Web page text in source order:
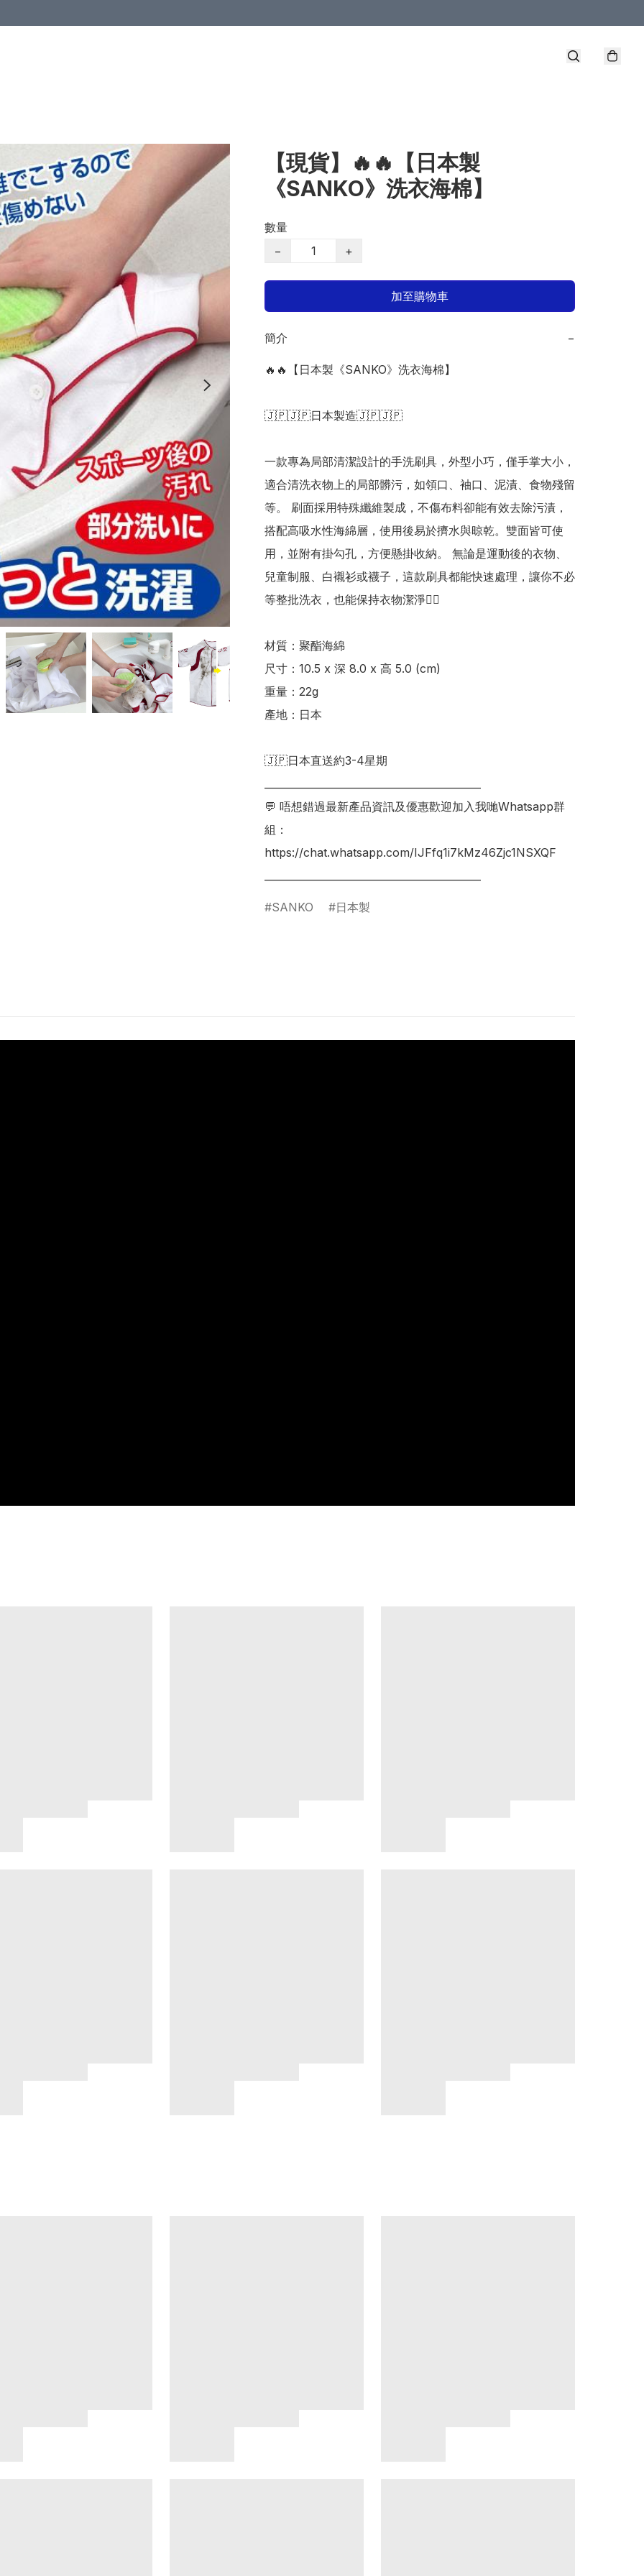
【現貨】🔥🔥【日本製
《SANKO》洗衣海棉】
數量
−
+
加至購物車
簡介 −
🔥🔥【日本製《SANKO》洗衣海棉】
🇯🇵🇯🇵日本製造🇯🇵🇯🇵
一款專為局部清潔設計的手洗刷具，外型小巧，僅手掌大小，
適合清洗衣物上的局部髒污，如領口、袖口、泥漬、食物殘留
等。 刷面採用特殊纖維製成，不傷布料卻能有效去除污漬，
搭配高吸水性海綿層，使用後易於擠水與晾乾。雙面皆可使
用，並附有掛勾孔，方便懸掛收納。 無論是運動後的衣物、
兒童制服、白襯衫或襪子，這款刷具都能快速處理，讓你不必
等整批洗衣，也能保持衣物潔淨👍🏻
材質：聚酯海綿
尺寸：10.5 x 深 8.0 x 高 5.0 (cm)
重量：22g
產地：日本
🇯🇵日本直送約3-4星期
💬 唔想錯過最新產品資訊及優惠歡迎加入我哋Whatsapp群
組：
https://chat.whatsapp.com/IJFfq1i7kMz46Zjc1NSXQF
SANKO 日本製